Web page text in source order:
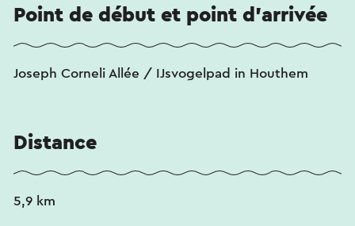
Point de début et point d'arrivée
Joseph Corneli Allée / IJsvogelpad in Houthem
Distance
5,9 km